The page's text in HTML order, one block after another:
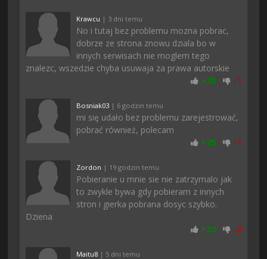
Krawcu | 3 dni temu
No i tutaj bez problemu mozna pobrac,
dobrze ze strona znowu dziala bo w
innych serwisach nie moglem tego
znalezc, wszedzie chyba usuwaja za prawa autorskie
+25 -1
Bosniak03 | 6 godzin temu
mi się udało bez problemu zarejestrować,
pobrać również, polecam
+25 -1
Zordon | 19 godzin temu
Pobieranie u mnie sie nie zatrzymalo jak
to zwykle bywa gdy pobieram z innych
stron i gierka pobrana dosyc szybko.
Dziena
+22 -2
Maitu8 | 5 dni temu